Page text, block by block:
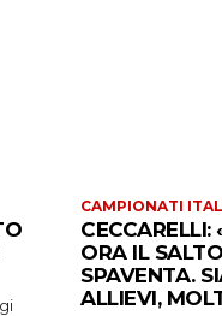
CAMPIONATI
CECCARELLI:
ORA IL
SPAVENTA.
ALLIEVI,